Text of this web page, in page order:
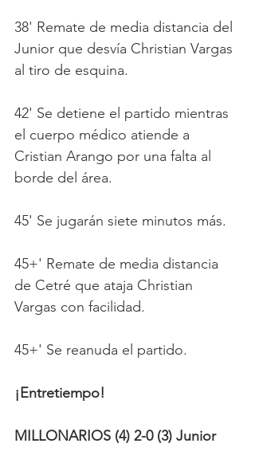
38' Remate de media distancia del
Junior que desvía Christian Vargas
al tiro de esquina.
42' Se detiene el partido mientras
el cuerpo médico atiende a
Cristian Arango por una falta al
borde del área.
45' Se jugarán siete minutos más.
45+' Remate de media distancia
de Cetré que ataja Christian
Vargas con facilidad.
45+' Se reanuda el partido.
¡Entretiempo!
MILLONARIOS (4) 2-0 (3) Junior